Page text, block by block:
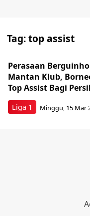
Tag:top assist
Liga 1
Perasaan
Mantan Klub,
Top Assist Bagi
Minggu, 15 Mar